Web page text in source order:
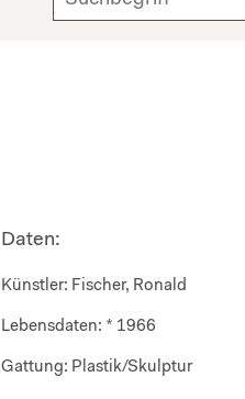
Daten:
Künstler: Fischer, Ronald
Lebensdaten: * 1966
Gattung: Plastik/Skulptur